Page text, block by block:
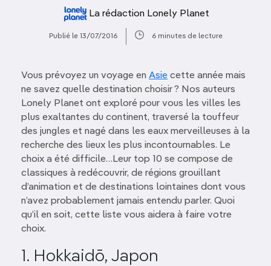
La rédaction Lonely Planet
Publié le 13/07/2016 6 minutes de lecture
Vous prévoyez un voyage en Asie cette année mais
ne savez quelle destination choisir ? Nos auteurs
Lonely Planet ont exploré pour vous les villes les
plus exaltantes du continent, traversé la touffeur
des jungles et nagé dans les eaux merveilleuses à la
recherche des lieux les plus incontournables. Le
choix a été difficile…Leur top 10 se compose de
classiques à redécouvrir, de régions grouillant
d’animation et de destinations lointaines dont vous
n’avez probablement jamais entendu parler. Quoi
qu’il en soit, cette liste vous aidera à faire votre
choix.
1. Hokkaidō, Japon